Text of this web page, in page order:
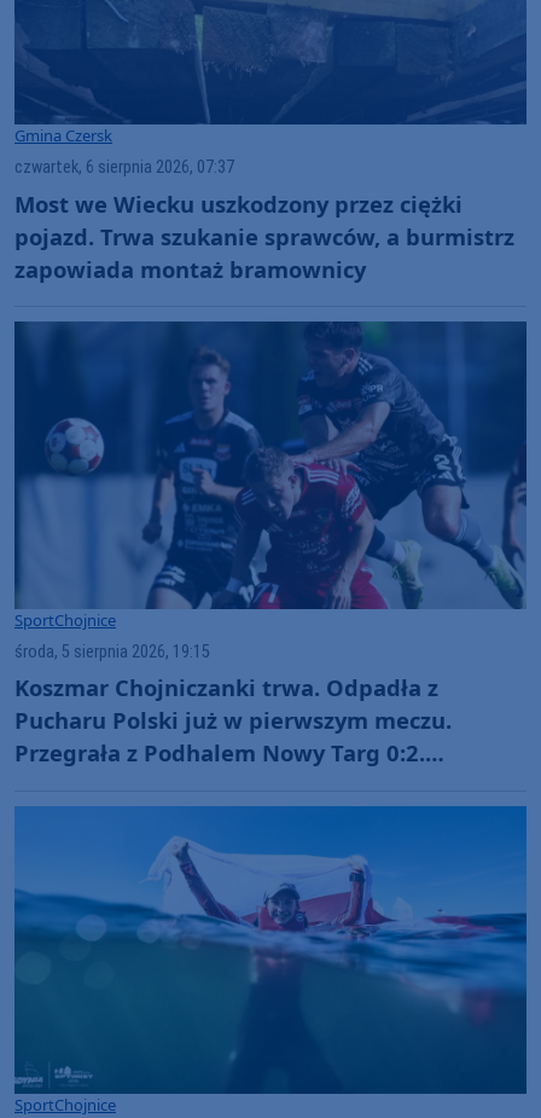
Gmina Czersk
czwartek, 6 sierpnia 2026, 07:37
Most we Wiecku uszkodzony przez ciężki
pojazd. Trwa szukanie sprawców, a burmistrz
zapowiada montaż bramownicy
SportChojnice
środa, 5 sierpnia 2026, 19:15
Koszmar Chojniczanki trwa. Odpadła z
Pucharu Polski już w pierwszym meczu.
Przegrała z Podhalem Nowy Targ 0:2.
SportChojnice